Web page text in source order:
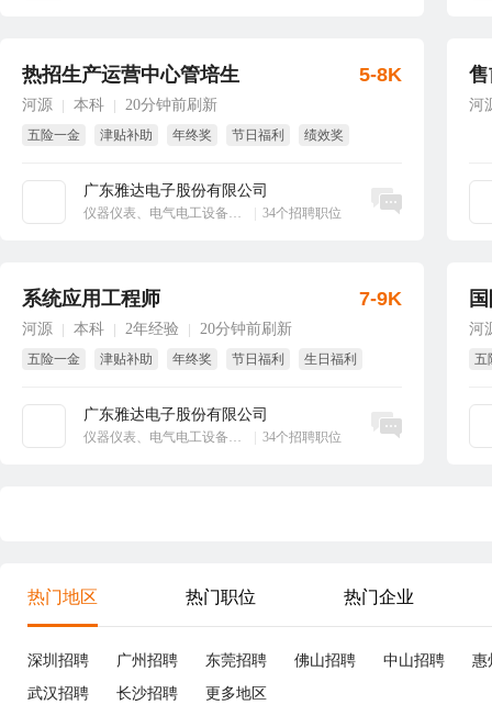
热招生产运营中心管培生
河源 本科 20分钟前刷新
五险一金 津贴补助 年终奖 节日福利
绩效奖
广东雅达电子股份有限公司
仪器仪表、电气电工设备、工业自动化 34个招聘职位
5-8K
立即沟通
河
系统应用工程师
河源 本科 2年经验 20分钟前刷新
五险一金 津贴补助 年终奖 节日福利
生日福利
广东雅达电子股份有限公司
仪器仪表、电气电工设备、工业自动化 34个招聘职位
7-9K
立即沟通
河
五
热门地区 热门职位 热门企业
深圳招聘 广州招聘 东莞招聘 佛山招聘 中山招聘
惠
武汉招聘
长沙招聘 更多地区